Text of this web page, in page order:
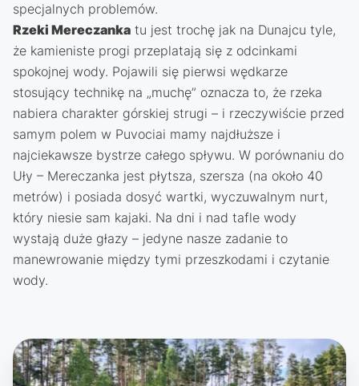
specjalnych problemów.
Rzeki Mereczanka tu jest trochę jak na Dunajcu tyle,
że kamieniste progi przeplatają się z odcinkami
spokojnej wody. Pojawili się pierwsi wędkarze
stosujący technikę na „muchę” oznacza to, że rzeka
nabiera charakter górskiej strugi – i rzeczywiście przed
samym polem w Puvociai mamy najdłuższe i
najciekawsze bystrze całego spływu. W porównaniu do
Uły – Mereczanka jest płytsza, szersza (na około 40
metrów) i posiada dosyć wartki, wyczuwalnym nurt,
który niesie sam kajaki. Na dni i nad tafle wody
wystają duże głazy – jedyne nasze zadanie to
manewrowanie między tymi przeszkodami i czytanie
wody.